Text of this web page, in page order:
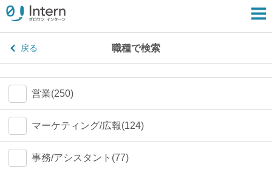
戻る 職種で検索
営業(250)
マーケティング/広報(124)
事務/アシスタント(77)